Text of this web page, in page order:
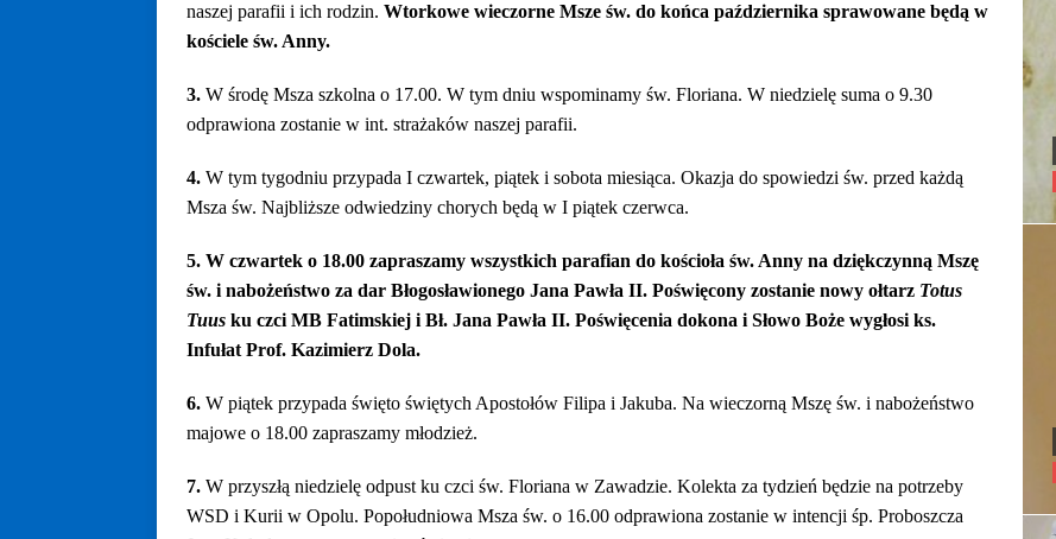
naszej parafii i ich rodzin. Wtorkowe wieczorne Msze św. do końca października sprawowane będą w
kościele św. Anny.
3. W środę Msza szkolna o 17.00. W tym dniu wspominamy św. Floriana. W niedzielę suma o 9.30
odprawiona zostanie w int. strażaków naszej parafii.
4. W tym tygodniu przypada I czwartek, piątek i sobota miesiąca. Okazja do spowiedzi św. przed każdą
Msza św. Najbliższe odwiedziny chorych będą w I piątek czerwca.
5. W czwartek o 18.00 zapraszamy wszystkich parafian do kościoła św. Anny na dziękczynną Mszę
św. i nabożeństwo za dar Błogosławionego Jana Pawła II. Poświęcony zostanie nowy ołtarz Totus
Tuus ku czci MB Fatimskiej i Bł. Jana Pawła II. Poświęcenia dokona i Słowo Boże wygłosi ks.
Infułat Prof. Kazimierz Dola.
6. W piątek przypada święto świętych Apostołów Filipa i Jakuba. Na wieczorną Mszę św. i nabożeństwo
majowe o 18.00 zapraszamy młodzież.
7. W przyszłą niedzielę odpust ku czci św. Floriana w Zawadzie. Kolekta za tydzień będzie na potrzeby
WSD i Kurii w Opolu. Popołudniowa Msza św. o 16.00 odprawiona zostanie w intencji śp. Proboszcza